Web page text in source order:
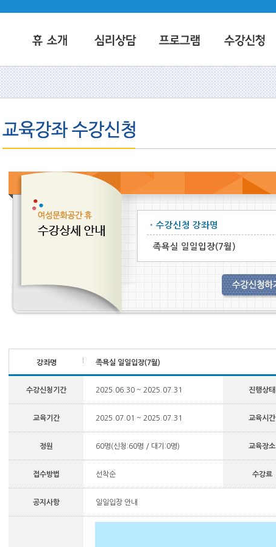
수강신청 강좌명
족욕실 일일입장(7월)
강좌명 족욕실 일일입장(7월)
수강신청기간 2025.06.30 ~ 2025.07.31 진행상태
교육기간 2025.07.01 ~ 2025.07.31 교육시간
정원 60명(신청:60명 / 대기:0명) 교육장소
접수방법 선착순 수강료
공지사항 일일입장 안내